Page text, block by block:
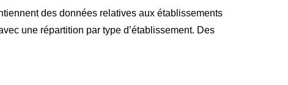
des données relatives aux établissements
une répartition par type d’établissement. Des